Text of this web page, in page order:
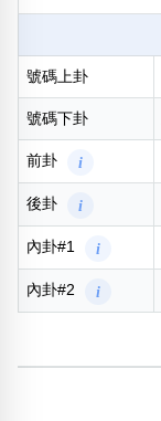
號碼上卦
號碼下卦
前卦 i
後卦 i
內卦#1 i
內卦#2 i